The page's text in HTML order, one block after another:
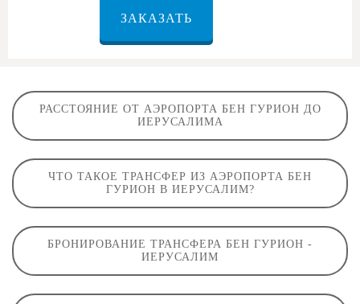
ЗАКАЗАТЬ
РАССТОЯНИЕ ОТ АЭРОПОРТА БЕН ГУРИОН ДО
ИЕРУСАЛИМА
ЧТО ТАКОЕ ТРАНСФЕР ИЗ АЭРОПОРТА БЕН
ГУРИОН В ИЕРУСАЛИМ?
БРОНИРОВАНИЕ ТРАНСФЕРА БЕН ГУРИОН -
ИЕРУСАЛИМ